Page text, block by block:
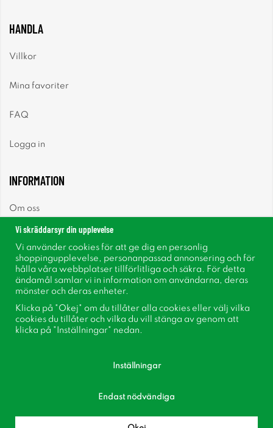
HANDLA
Villkor
Mina favoriter
FAQ
Logga in
INFORMATION
Om oss
Nyhetsbrev
Om cookies
Inspiration
Vi skräddarsyr din upplevelse
Vi använder cookies för att ge dig en personlig
shoppingupplevelse, personanpassad annonsering och för
hålla våra webbplatser tillförlitliga och säkra. För detta
ändamål samlar vi in information om användarna, deras
mönster och deras enheter.
Klicka på "Okej" om du tillåter alla cookies eller välj vilka
cookies du tillåter och vilka du vill stänga av genom att
klicka på "Inställningar" nedan.
Inställningar
Endast nödvändiga